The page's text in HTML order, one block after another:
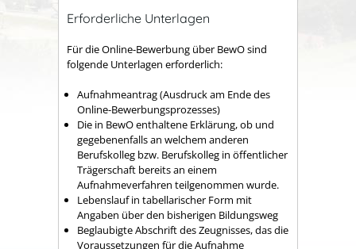
Erforderliche Unterlagen
Für die Online-Bewerbung über BewO sind
folgende Unterlagen erforderlich:
Aufnahmeantrag (Ausdruck am Ende des
Online-Bewerbungsprozesses)
Die in BewO enthaltene Erklärung, ob und
gegebenenfalls an welchem anderen
Berufskolleg bzw. Berufskolleg in öffentlicher
Trägerschaft bereits an einem
Aufnahmeverfahren teilgenommen wurde.
Lebenslauf in tabellarischer Form mit
Angaben über den bisherigen Bildungsweg
Beglaubigte Abschrift des Zeugnisses, das die
Voraussetzungen für die Aufnahme